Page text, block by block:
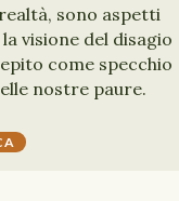
sono aspetti
visione del disagio
come specchio
nostre paure.